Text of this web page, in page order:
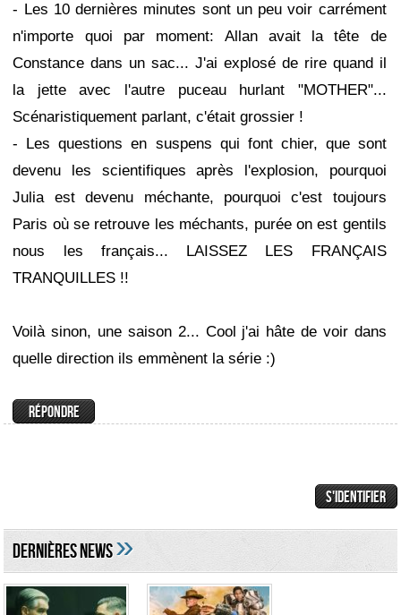
- Les 10 dernières minutes sont un peu voir carrément
n'importe quoi par moment: Allan avait la tête de
Constance dans un sac... J'ai explosé de rire quand il
la jette avec l'autre puceau hurlant "MOTHER"...
Scénaristiquement parlant, c'était grossier !
- Les questions en suspens qui font chier, que sont
devenu les scientifiques après l'explosion, pourquoi
Julia est devenu méchante, pourquoi c'est toujours
Paris où se retrouve les méchants, purée on est gentils
nous les français... LAISSEZ LES FRANÇAIS
TRANQUILLES !!
Voilà sinon, une saison 2... Cool j'ai hâte de voir dans
quelle direction ils emmènent la série :)
DERNIÈRES NEWS»